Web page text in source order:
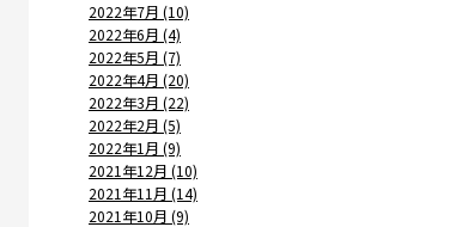
2022年7月 (10)
2022年6月 (4)
2022年5月 (7)
2022年4月 (20)
2022年3月 (22)
2022年2月 (5)
2022年1月 (9)
2021年12月 (10)
2021年11月 (14)
2021年10月 (9)